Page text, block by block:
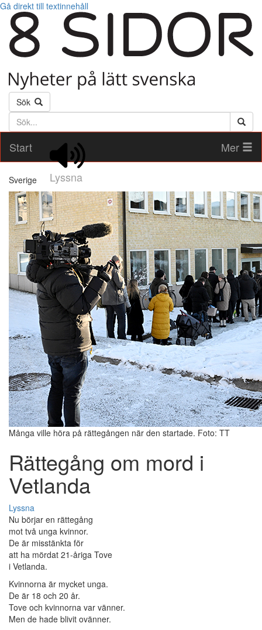
Gå direkt till textinnehåll
Sök
Söktext
Start
Lyssna
Mer
Sverige
Många ville höra på rättegången när den startade. Foto: TT
Rättegång om mord i
Vetlanda
Lyssna
Nu börjar en rättegång
mot två unga kvinnor.
De är misstänkta för
att ha mördat 21-åriga Tove
i Vetlanda.
Kvinnorna är mycket unga.
De är 18 och 20 år.
Tove och kvinnorna var vänner.
Men de hade blivit ovänner.